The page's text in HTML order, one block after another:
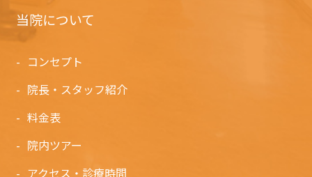
当院について
コンセプト
院長・スタッフ紹介
料金表
院内ツアー
アクセス・診療時間